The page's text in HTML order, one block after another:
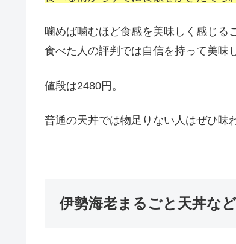
噛めば噛むほど食感を美味しく感じる
食べた人の評判では自信を持って美味
値段は2480円。
普通の天丼では物足りない人はぜひ味
伊勢海老まるごと天丼な